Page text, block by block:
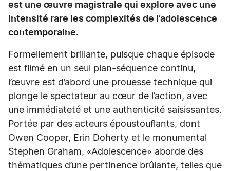
est une œuvre magistrale qui explore avec une
intensité rare les complexités de l’adolescence
contemporaine.
Formellement brillante, puisque chaque épisode
est filmé en un seul plan-séquence continu,
l’œuvre est d’abord une prouesse technique qui
plonge le spectateur au cœur de l’action, avec
une immédiateté et une authenticité saisissantes.
Portée par des acteurs époustouflants, dont
Owen Cooper, Erin Doherty et le monumental
Stephen Graham, «Adolescence» aborde des
thématiques d’une pertinence brûlante, telles que